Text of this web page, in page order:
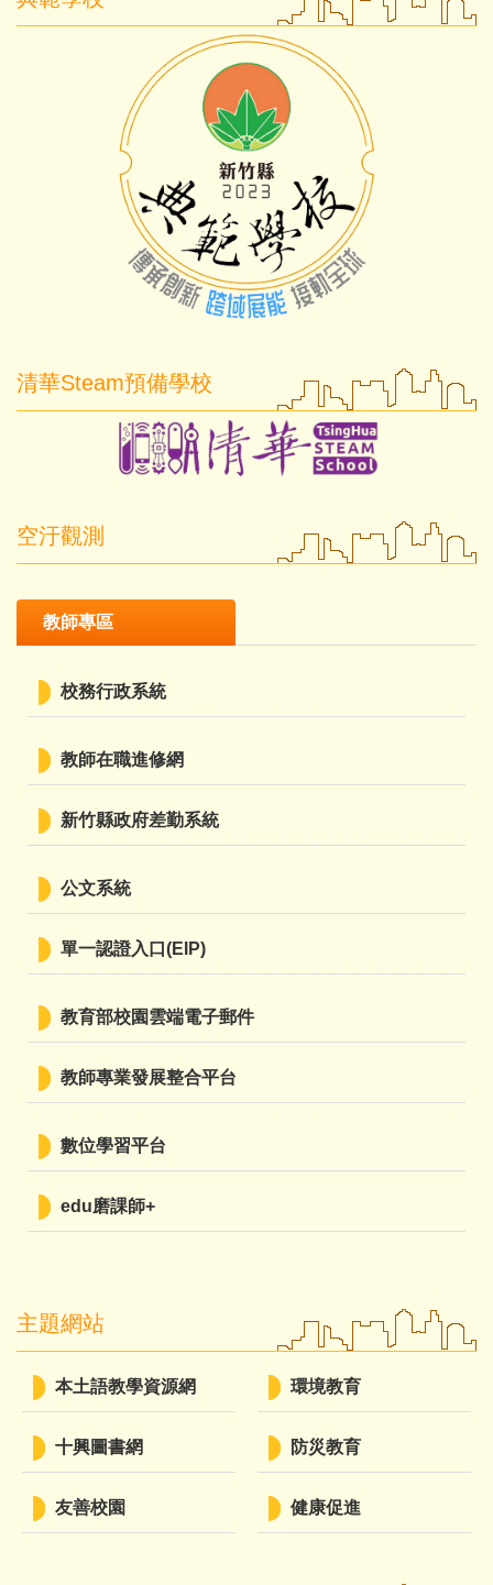
清華Steam預備學校
空汙觀測
教師專區
校務行政系統
教師在職進修網
新竹縣政府差勤系統
公文系統
單一認證入口(EIP)
教育部校園雲端電子郵件
教師專業發展整合平台
數位學習平台
edu磨課師+
主題網站
本土語教學資源網 環境教育
十興圖書網 防災教育
友善校園 健康促進